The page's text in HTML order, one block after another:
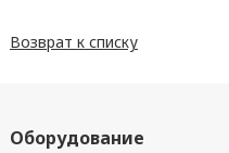
Возврат к списку
Оборудование